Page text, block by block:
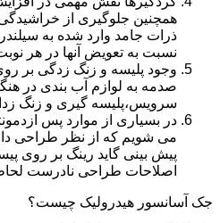
همچنین جلوگیری از
ذرات جامد وارد شده به سیلندر
نسبت به تعویض آنها در هر
وجود پلیسه و زنگ زدگی بر
صدمه به لوازم آب بندی در
سرویس،پلیسه گیری و زنگ
در بسیاری از موارد پس
می شویم که از نظر طراحی
پیش بینی گاید رینگ بر روی
اصلاحات طراحی نادرست
جک آسانسور هیدرولیک چیست؟